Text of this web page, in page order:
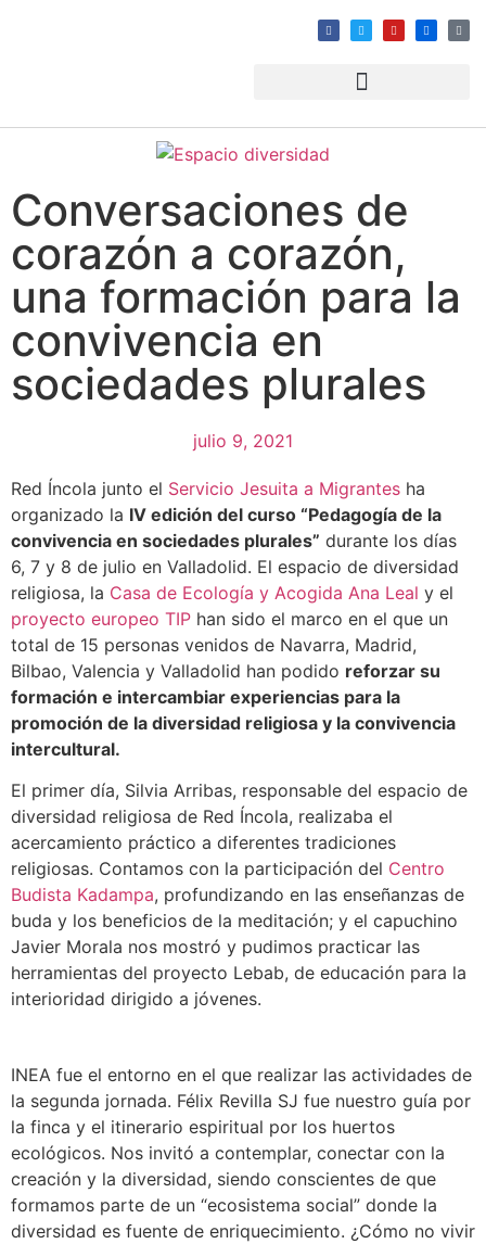
Conversaciones de
corazón a corazón,
una formación para la
convivencia en
sociedades plurales
julio 9, 2021
Red Íncola junto el Servicio Jesuita a Migrantes ha
organizado la IV edición del curso “Pedagogía de la
convivencia en sociedades plurales” durante los días
6, 7 y 8 de julio en Valladolid. El espacio de diversidad
religiosa, la Casa de Ecología y Acogida Ana Leal y el
proyecto europeo TIP han sido el marco en el que un
total de 15 personas venidos de Navarra, Madrid,
Bilbao, Valencia y Valladolid han podido reforzar su
formación e intercambiar experiencias para la
promoción de la diversidad religiosa y la convivencia
intercultural.
El primer día, Silvia Arribas, responsable del espacio de
diversidad religiosa de Red Íncola, realizaba el
acercamiento práctico a diferentes tradiciones
religiosas. Contamos con la participación del Centro
Budista Kadampa, profundizando en las enseñanzas de
buda y los beneficios de la meditación; y el capuchino
Javier Morala nos mostró y pudimos practicar las
herramientas del proyecto Lebab, de educación para la
interioridad dirigido a jóvenes.
INEA fue el entorno en el que realizar las actividades de
la segunda jornada. Félix Revilla SJ fue nuestro guía por
la finca y el itinerario espiritual por los huertos
ecológicos. Nos invitó a contemplar, conectar con la
creación y la diversidad, siendo conscientes de que
formamos parte de un “ecosistema social” donde la
diversidad es fuente de enriquecimiento. ¿Cómo no vivir